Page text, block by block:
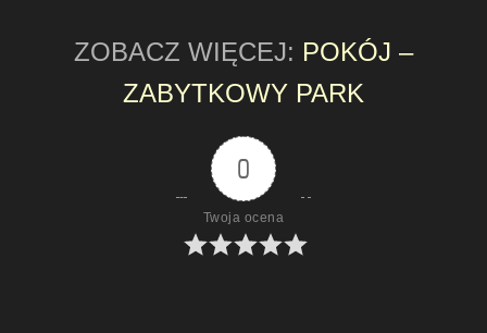
ZOBACZ WIĘCEJ: POKÓJ –
ZABYTKOWY PARK
0
Twoja ocena